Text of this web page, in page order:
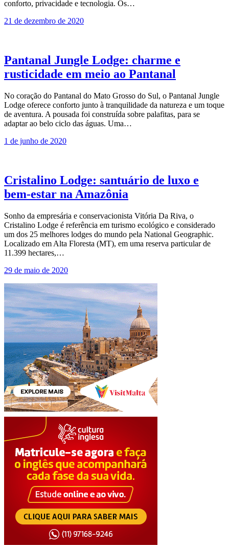
conforto, privacidade e tecnologia. Os…
21 de dezembro de 2020
Pantanal Jungle Lodge: charme e
rusticidade em meio ao Pantanal
No coração do Pantanal do Mato Grosso do Sul, o Pantanal Jungle
Lodge oferece conforto junto à tranquilidade da natureza e um toque
de aventura. A pousada foi construída sobre palafitas, para se
adaptar ao belo ciclo das águas. Uma…
1 de junho de 2020
Cristalino Lodge: santuário de luxo e
bem-estar na Amazônia
Sonho da empresária e conservacionista Vitória Da Riva, o
Cristalino Lodge é referência em turismo ecológico e considerado
um dos 25 melhores lodges do mundo pela National Geographic.
Localizado em Alta Floresta (MT), em uma reserva particular de
11.399 hectares,…
29 de maio de 2020